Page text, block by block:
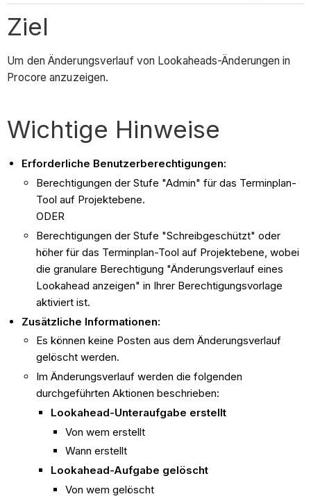
Ziel
Um den Änderungsverlauf von Lookaheads-Änderungen in
Procore anzuzeigen.
Wichtige Hinweise
Erforderliche Benutzerberechtigungen:
Berechtigungen der Stufe "Admin" für das Terminplan-
Tool auf Projektebene.
ODER
Berechtigungen der Stufe "Schreibgeschützt" oder
höher für das Terminplan-Tool auf Projektebene, wobei
die granulare Berechtigung "Änderungsverlauf eines
Lookahead anzeigen" in Ihrer Berechtigungsvorlage
aktiviert ist.
Zusätzliche Informationen:
Es können keine Posten aus dem Änderungsverlauf
gelöscht werden.
Im Änderungsverlauf werden die folgenden
durchgeführten Aktionen beschrieben:
Lookahead-Unteraufgabe erstellt
Von wem erstellt
Wann erstellt
Lookahead-Aufgabe gelöscht
Von wem gelöscht